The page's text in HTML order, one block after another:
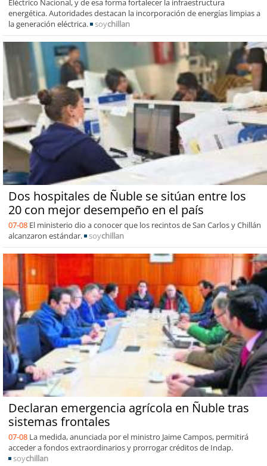
Eléctrico Nacional, y de esa forma fortalecer la infraestructura
energética. Autoridades destacan la incorporación de energías limpias a
la generación eléctrica.
soychillan
Dos hospitales de Ñuble se sitúan entre los
20 con mejor desempeño en el país
07-08 El ministerio dio a conocer que los recintos de San Carlos y Chillán
alcanzaron estándar.
soychillan
Declaran emergencia agrícola en Ñuble tras
sistemas frontales
07-08 La medida, anunciada por el ministro Jaime Campos, permitirá
acceder a fondos extraordinarios y prorrogar créditos de Indap.
soychillan